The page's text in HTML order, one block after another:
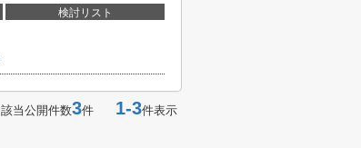
検討リスト
該当公開件数3件 1-3件表示